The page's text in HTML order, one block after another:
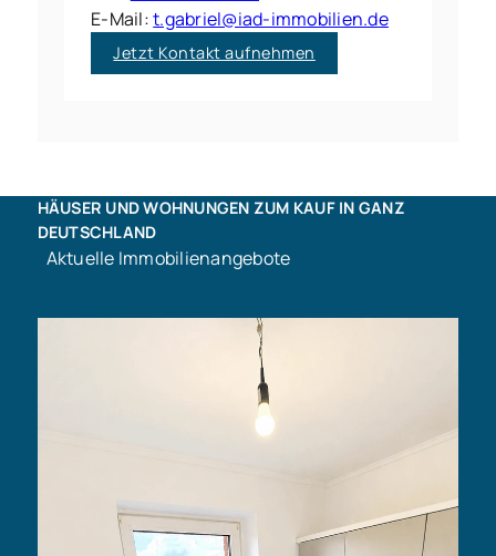
E-Mail:t.gabriel@iad-immobilien.de
Jetzt Kontakt aufnehmen
HÄUSER UND WOHNUNGEN ZUM KAUF IN GANZ
DEUTSCHLAND
Aktuelle Immobilienangebote